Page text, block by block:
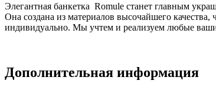
Элегантная банкетка Romule станет главным
Она создана из материалов высочайшего
индивидуально. Мы учтем и реализуем любые
Дополнительная информация